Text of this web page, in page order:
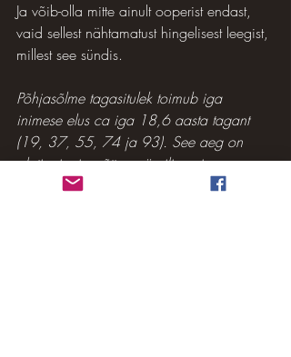
Ja võib-olla mitte ainult ooperist endast,
vaid sellest nähtamatust hingelisest leegist,
millest see sündis.
Põhjasõlme tagasitulek toimub iga
inimese elus ca iga 18,6 aasta tagant
(19, 37, 55, 74 ja 93). See aeg on
alati mingis mõttes märgiline ning
tagantjärgi seostatav mingi suurema